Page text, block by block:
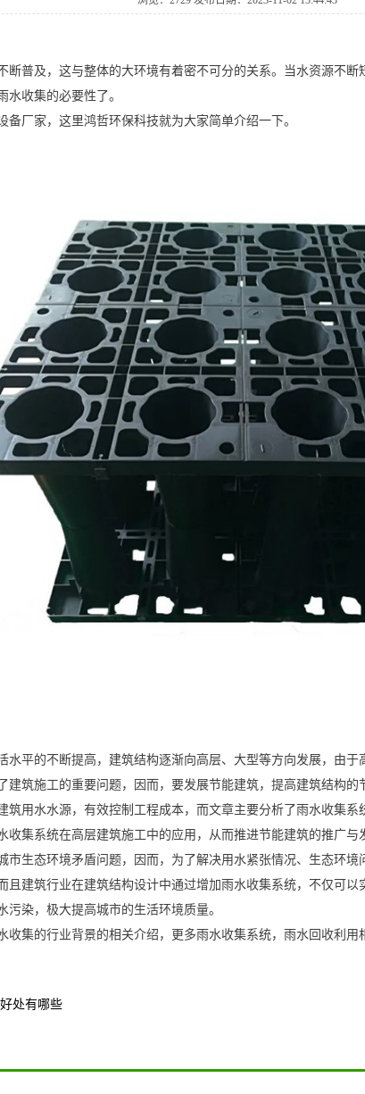
断普及，这与整体的大环境有着密不可分的关系。当水资源不
水收集的必要性了。
备厂家，这里鸿哲环保科技就为大家简单介绍一下。
水平的不断提高，建筑结构逐渐向高层、大型等方向发展，由
建筑施工的重要问题，因而，要发展节能建筑，提高建筑结构
筑用水水源，有效控制工程成本，而文章主要分析了雨水收集
收集系统在高层建筑施工中的应用，从而推进节能建筑的推广与
市生态环境矛盾问题，因而，为了解决用水紧张情况、生态环
且建筑行业在建筑结构设计中通过增加雨水收集系统，不仅可
污染，极大提高城市的生活环境质量。
收集的行业背景的相关介绍，更多雨水收集系统，雨水回收利用
处有哪些